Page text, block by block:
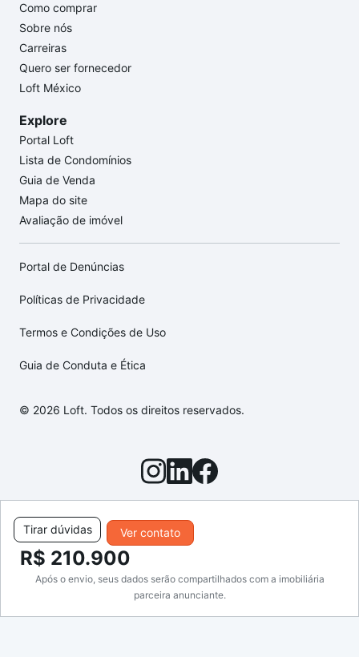
Ver contato
Tirar dúvidas
R$ 210.900
Após o envio, seus dados serão compartilhados com a imobiliária
parceira anunciante.
Como comprar
Sobre nós
Carreiras
Quero ser fornecedor
Loft México
Explore
Portal Loft
Lista de Condomínios
Guia de Venda
Mapa do site
Avaliação de imóvel
Portal de Denúncias
Políticas de Privacidade
Termos e Condições de Uso
Guia de Conduta e Ética
© 2026 Loft. Todos os direitos reservados.